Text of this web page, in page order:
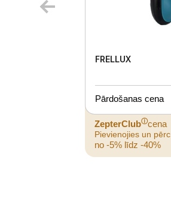
FRELLUX
Pārdošanas cena
ZepterClubⓘcena
Pievienojies un pērc
no -5% līdz -40%